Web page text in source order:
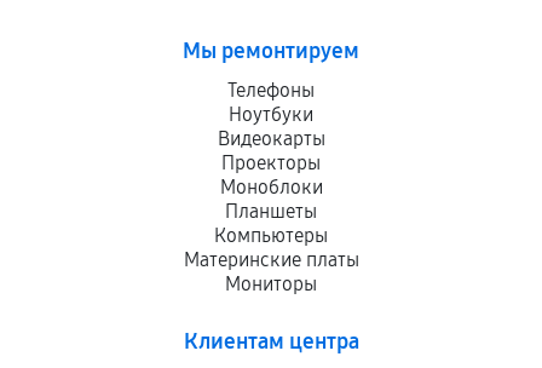
Мы ремонтируем
Телефоны
Ноутбуки
Видеокарты
Проекторы
Моноблоки
Планшеты
Компьютеры
Материнские платы
Мониторы
Клиентам центра